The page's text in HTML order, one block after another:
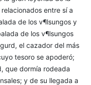
entre sí a
de los v¶lsungos y
de los v¶lsungos
el cazador del más
tesoro se apoderó;
que dormía rodeada
y de su llegada a